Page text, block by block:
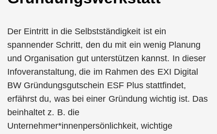
Der Eintritt in die Selbstständigkeit ist ein
spannender Schritt, den du mit ein wenig Planung
und Organisation gut unterstützen kannst. In dieser
Infoveranstaltung, die im Rahmen des EXI Digital
BW Gründungsgutschein ESF Plus stattfindet,
erfährst du, was bei einer Gründung wichtig ist. Das
beinhaltet z. B. die
Unternehmer*innenpersönlichkeit, wichtige